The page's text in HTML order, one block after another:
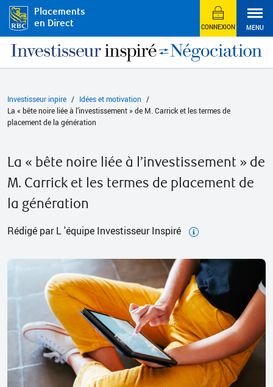
Placements
en Direct
CONNEXION MENU
Investisseur inpire
Idées et motivation
La « bête noire liée à l’investissement » de M. Carrick et les termes de
placement de la génération
La « bête noire liée à l’investissement » de
M. Carrick et les termes de placement de
la génération
Rédigé par L 'équipe Investisseur Inspiré